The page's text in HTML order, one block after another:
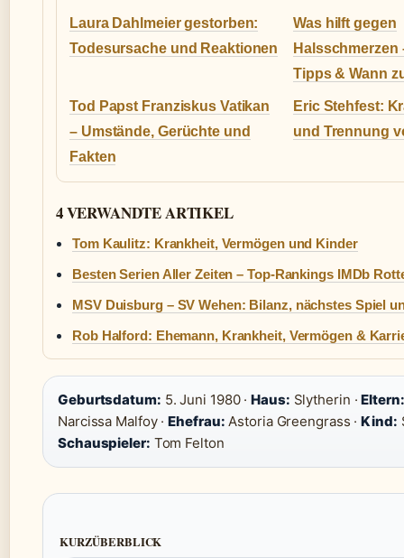
Laura Dahlmeier gestorben:
Todesursache und Reaktionen
Was hilft gegen
Halsschmerzen
Tipps & Wann
Tod Papst Franziskus Vatikan
– Umstände, Gerüchte und
Fakten
Eric Stehfest:
und Trennung
4 VERWANDTE ARTIKEL
Tom Kaulitz: Krankheit, Vermögen und Kinder
Besten Serien Aller Zeiten – Top-Rankings IMDb
MSV Duisburg – SV Wehen: Bilanz, nächstes Spiel
Rob Halford: Ehemann, Krankheit, Vermögen &
Geburtsdatum: 5. Juni 1980 ·Haus: Slytherin ·Eltern:
Narcissa Malfoy ·Ehefrau: Astoria Greengrass ·Kind:
Schauspieler: Tom Felton
KURZÜBERBLICK